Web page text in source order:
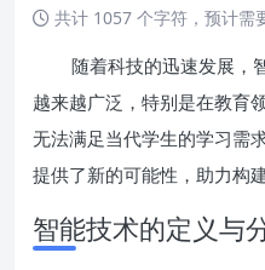
共计 1057 个字符，预计需
随着科技的迅速发展，
越来越广泛，特别是在教育
无法满足当代学生的学习需
提供了新的可能性，助力构
智能技术的定义与